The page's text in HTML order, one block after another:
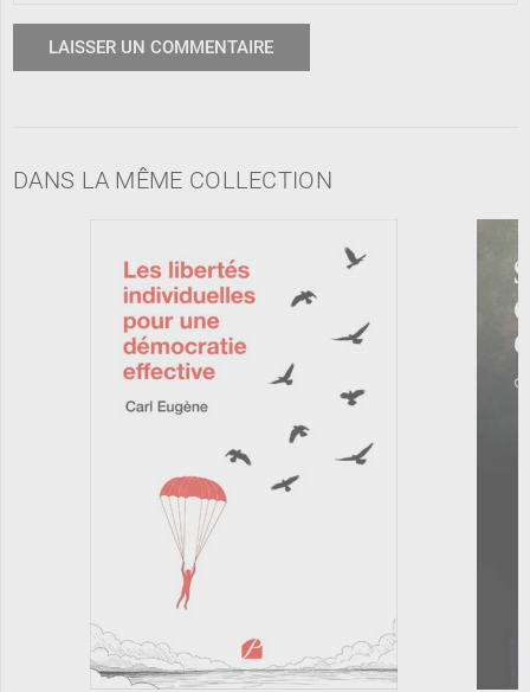
DANS LA MÊME COLLECTION